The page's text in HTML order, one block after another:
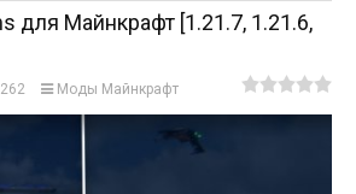
для Майнкрафт [1.21.7, 1.21.6,
262 Моды Майнкрафт